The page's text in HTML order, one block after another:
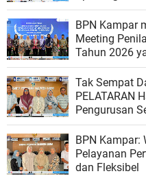
Organisasi
BPN Kampar
Meeting
Tahun 2026
Ombudsman
Tak Sempat
PELATARAN
Pengurusan
dan Minggu
BPN Kampar:
Pelayanan
dan Fleksibel